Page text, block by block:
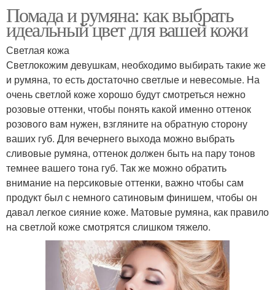
Помада и румяна: как выбрать
идеальный цвет для вашей кожи
Светлая кожа
Светлокожим девушкам, необходимо выбирать такие же
и румяна, то есть достаточно светлые и невесомые. На
очень светлой коже хорошо будут смотреться нежно
розовые оттенки, чтобы понять какой именно оттенок
розового вам нужен, взгляните на обратную сторону
ваших губ. Для вечернего выхода можно выбрать
сливовые румяна, оттенок должен быть на пару тонов
темнее вашего тона губ. Так же можно обратить
внимание на персиковые оттенки, важно чтобы сам
продукт был с немного сатиновым финишем, чтобы он
давал легкое сияние коже. Матовые румяна, как правило
на светлой коже смотрятся слишком тяжело.